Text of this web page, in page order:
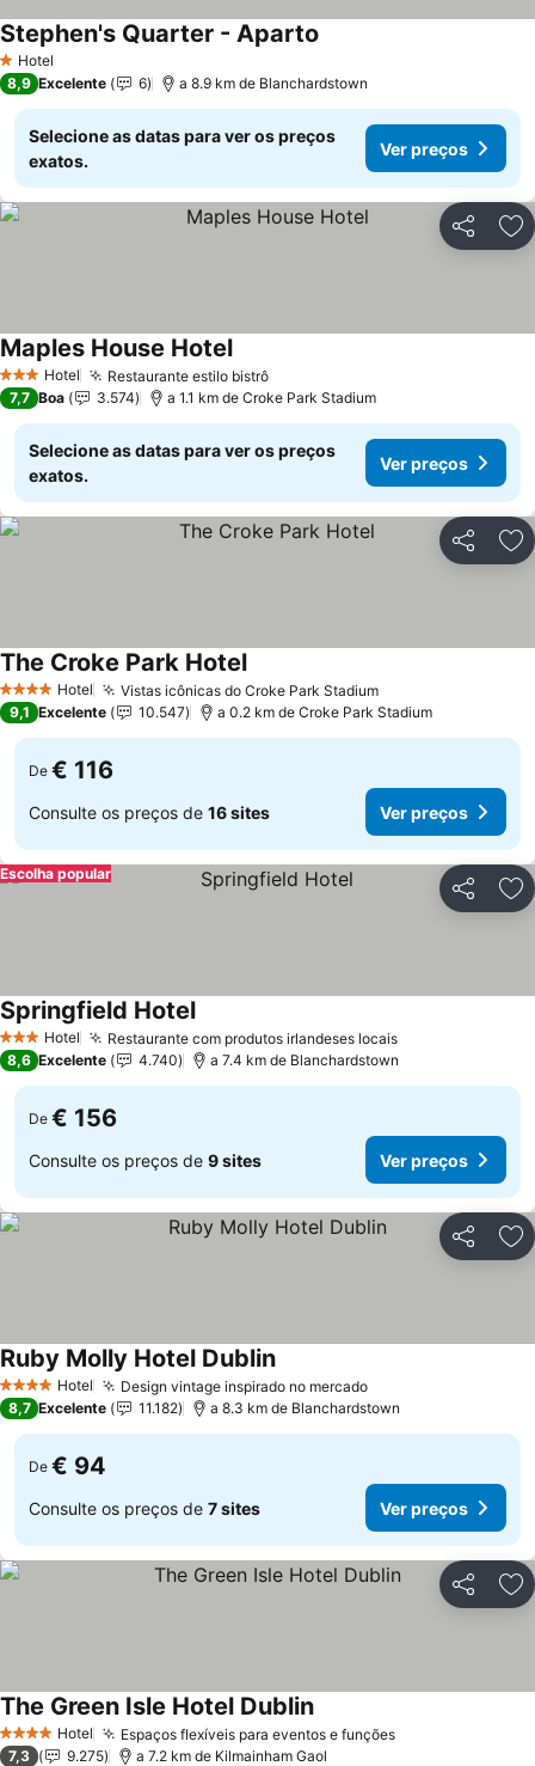
1 Estrelas
Hotel
Stephen's Quarter - Aparto
8,9 Excelente 6 a 8.9 km de Blanchardstown
Selecione as datas para ver os preços
exatos.
Ver preços
Partilhar
3 EstrelasHotel Restaurante estilo bistrôVer preços
Maples House HotelVer preços
7,7 Boa 3.574 a 1.1 km de Croke Park Stadium
Selecione as datas para ver os preços
exatos.
Ver preços
Partilhar
4 EstrelasHotel Vistas icônicas do Croke Park StadiumVer preços
The Croke Park HotelVer preços
9,1 Excelente 10.547 a 0.2 km de Croke Park Stadium
De € 116
Consulte os preços de 16 sites Ver preços
Partilhar
Escolha popular
3 EstrelasHotel Restaurante com produtos irlandeses locaisVer preços
Springfield HotelVer preços
8,6 Excelente 4.740 a 7.4 km de Blanchardstown
De € 156
Consulte os preços de 9 sites Ver preços
Partilhar
4 EstrelasHotel Design vintage inspirado no mercadoVer preços
Ruby Molly Hotel DublinVer preços
8,7 Excelente 11.182 a 8.3 km de Blanchardstown
De € 94
Consulte os preços de 7 sites Ver preços
Partilhar
4 EstrelasHotel Espaços flexíveis para eventos e funçõesVer preços
The Green Isle Hotel DublinVer preços
7,3 9.275 a 7.2 km de Kilmainham Gaol